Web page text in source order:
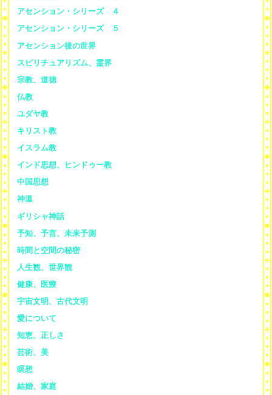
アセンション・シリーズ ４
アセンション・シリーズ ５
アセンション後の世界
スピリチュアリズム、霊界
宗教、道徳
仏教
ユダヤ教
キリスト教
イスラム教
インド思想、ヒンドゥー教
中国思想
神道
ギリシャ神話
予知、予言、未来予測
時間と空間の秘密
人生観、世界観
健康、医療
宇宙文明、古代文明
愛について
知恵、正しさ
芸術、美
瞑想
結婚、家庭